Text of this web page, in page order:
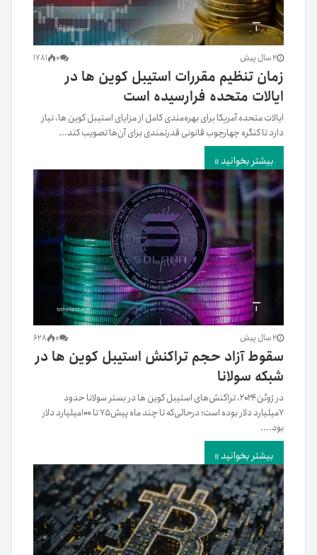
2 سال پیش 0
1781
زمان تنظیم مقررات استیبل کوین ها در
ایالات متحده فرارسیده است
ایالات متحده آمریکا برای بهره‌مندی کامل از مزایای استیبل کوین ها، نیاز
دارد تا کنگره چهارچوب قانونی قدرتمندی برای آن‌ها تصویب کند...
بیشتر بخوانید »
2 سال پیش 0
628
سقوط آزاد حجم تراکنش استیبل کوین ها در
شبکه سولانا
در ژوئن۲۰۲۴، تراکنش‌های استیبل کوین ها در بستر سولانا حدود
۷میلیارد دلار بوده است؛ درحالی‌که تا چند ماه پیش ۷۵ تا ۱۰۰میلیارد دلار
بود....
بیشتر بخوانید »